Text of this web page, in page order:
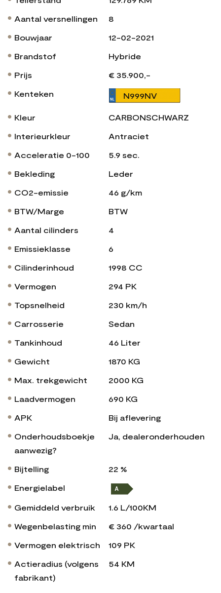
Aantal versnellingen
8
Bouwjaar
12-02-2021
Brandstof
Hybride
Prijs
€ 35.900,-
Kenteken
N999NV
Kleur
CARBONSCHWARZ
Interieurkleur
Antraciet
Acceleratie 0-100
5.9 sec.
Bekleding
Leder
CO2-emissie
46 g/km
BTW/Marge
BTW
Aantal cilinders
4
Emissieklasse
6
Cilinderinhoud
1998 CC
Vermogen
294 PK
Topsnelheid
230 km/h
Carrosserie
Sedan
Tankinhoud
46 Liter
Gewicht
1870 KG
Max. trekgewicht
2000 KG
Laadvermogen
690 KG
APK
Bij aflevering
Onderhoudsboekje
aanwezig?
Ja, dealeronderhouden
Bijtelling
22 %
Energielabel
Gemiddeld verbruik
1.6 L/100KM
Wegenbelasting min
€ 360 /kwartaal
Vermogen elektrisch
109 PK
Actieradius (volgens
fabrikant)
54 KM